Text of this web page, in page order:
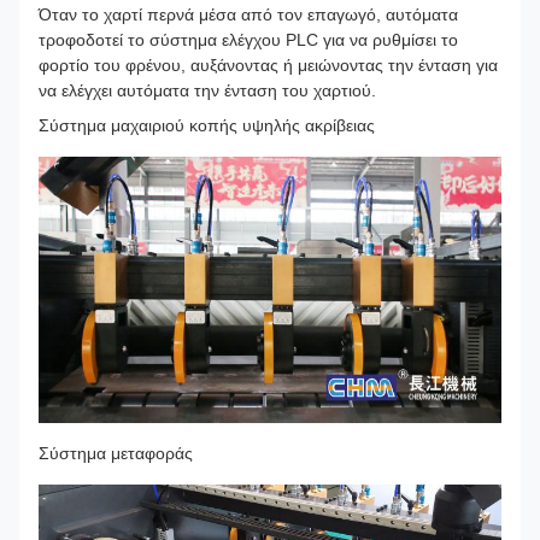
Όταν το χαρτί περνά μέσα από τον επαγωγό, αυτόματα
τροφοδοτεί το σύστημα ελέγχου PLC για να ρυθμίσει το
φορτίο του φρένου, αυξάνοντας ή μειώνοντας την ένταση για
να ελέγχει αυτόματα την ένταση του χαρτιού.
Σύστημα μαχαιριού κοπής υψηλής ακρίβειας
Σύστημα μεταφοράς